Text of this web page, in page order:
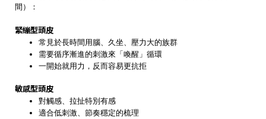
間）：
緊繃型頭皮
常見於長時間用腦、久坐、壓力大的族群
需要循序漸進的刺激來「喚醒」循環
一開始就用力，反而容易更抗拒
敏感型頭皮
對觸感、拉扯特別有感
適合低刺激、節奏穩定的梳理